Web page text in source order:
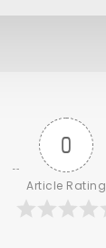
0
Article Rating